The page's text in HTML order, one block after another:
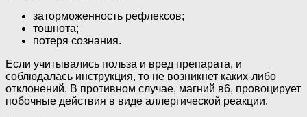
заторможенность рефлексов;
тошнота;
потеря сознания.
Если учитывались польза и вред препарата, и
соблюдалась инструкция, то не возникнет каких-либо
отклонений. В противном случае, магний в6, провоцирует
побочные действия в виде аллергической реакции.